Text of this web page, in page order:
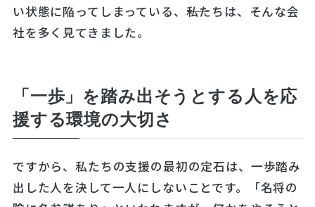
い状態に陥ってしまっている、――私たちは、そんな会
社を多く見てきました。
「一歩」を踏み出そうとする人を応
援する環境の大切さ
ですから、私たちの支援の最初の定石は、一歩踏み
出した人を決して一人にしないことです。「名将の